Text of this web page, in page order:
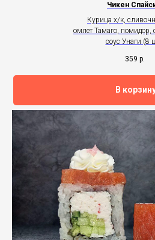
Чикен
Курица х/к,
омлет Тамаго, помидор,
соус Унаги (8
359 р.
В